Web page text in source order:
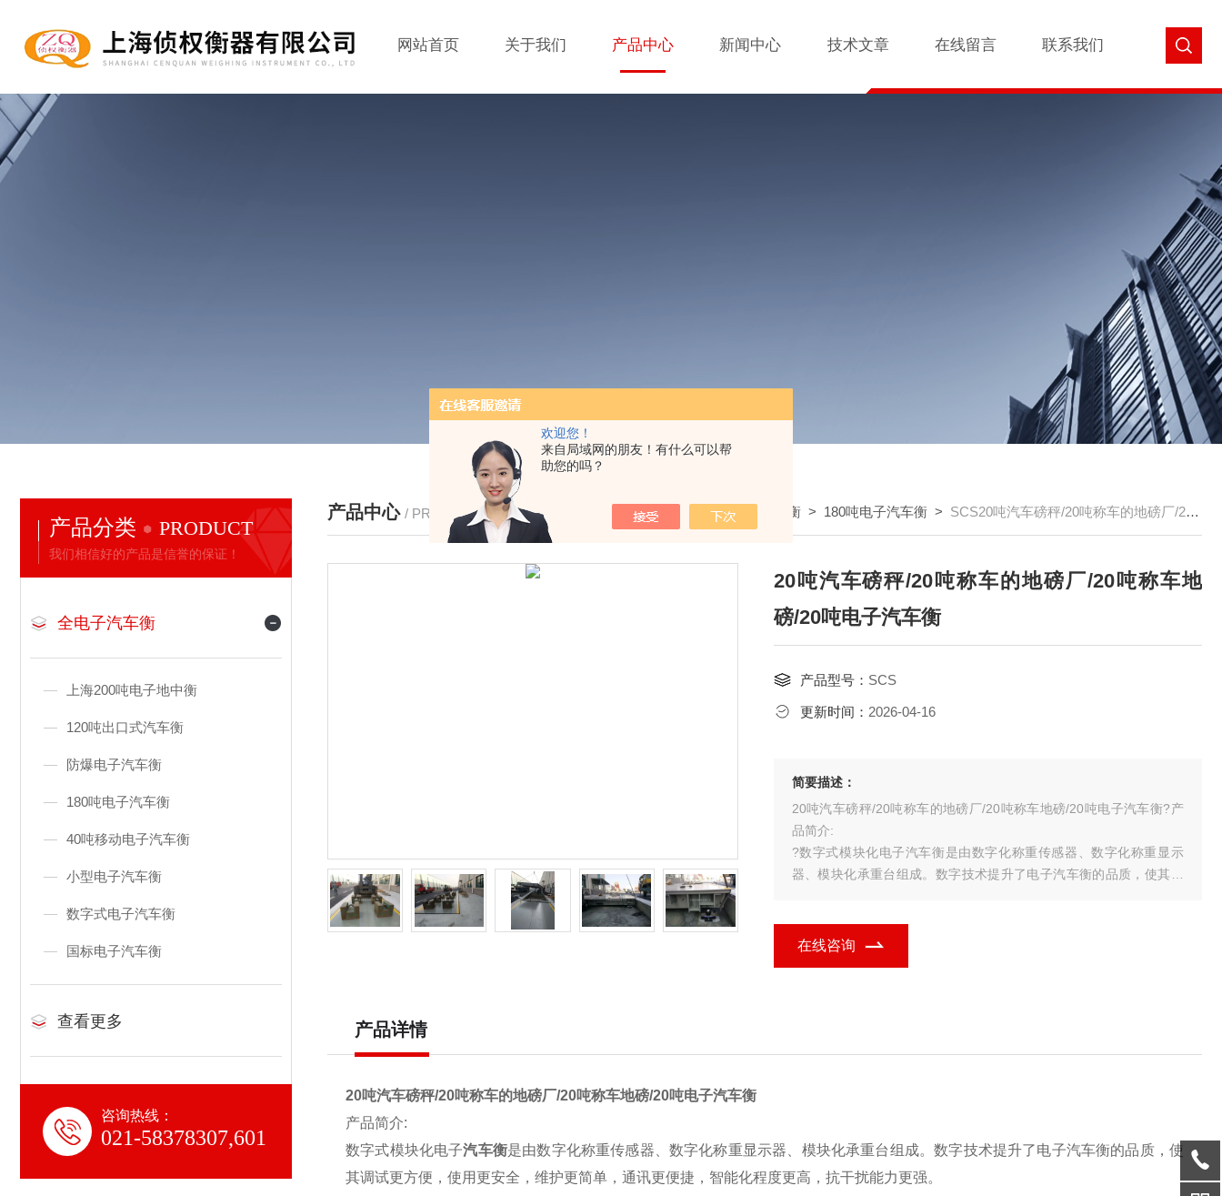
欢迎您！
来自局域网的朋友！有什么可以帮
助您的吗？
网站首页 关于我们 产品中心 新闻中心 技术文章 在线留言 联系我们
产品分类 PRODUCT
我们相信好的产品是信誉的保证！
全电子汽车衡
上海200吨电子地中衡
120吨出口式汽车衡
防爆电子汽车衡
180吨电子汽车衡
40吨移动电子汽车衡
小型电子汽车衡
数字式电子汽车衡
国标电子汽车衡
查看更多
咨询热线：
021-58378307,601
产品中心 / PRODUCTS 我的位置： >产品中心 >全电子汽车衡 > 180吨电子汽车衡 > SCS20吨汽车磅秤/20吨称车的地磅厂/20吨称车地磅/20吨电子汽车衡
20吨汽车磅秤/20吨称车的地磅厂/20吨称车地
磅/20吨电子汽车衡
产品型号： SCS
更新时间： 2026-04-16
简要描述：
20吨汽车磅秤/20吨称车的地磅厂/20吨称车地磅/20吨电子汽车衡?产
品简介:
?数字式模块化电子汽车衡是由数字化称重传感器、数字化称重显示
器、模块化承重台组成。数字技术提升了电子汽车衡的品质，使其调
?数字式电子汽车衡的特点及技术
在线咨询
产品详情
20吨汽车磅秤/20吨称车的地磅厂/20吨称车地磅/20吨电子汽车衡
产品简介:
数字式模块化电子汽车衡是由数字化称重传感器、数字化称重显示器、模块化承重台组成。数字技术提升了电子汽车衡的品质，使
其调试更方便，使用更安全，维护更简单，通讯更便捷，智能化程度更高，抗干扰能力更强。